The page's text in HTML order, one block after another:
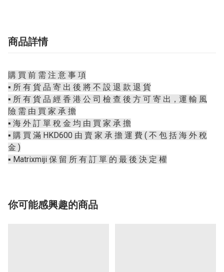
商品詳情
購 買 前 需 注 意 事 項
▪️ 所 有 貨 品 寄 出 後 將 不 設 退 款 退 貨
▪️ 所 有 貨 品 經 香 港 公 司 檢 查 後 方 可 寄 出，運 輸 風
險 需 由 買 家 承 擔
▪️ 海 外 訂 單 稅 金 均 由 買 家 承 擔
▪️ 購 買 滿 HKD600 由 賣 家 承 擔 運 費 ( 不 包 括 海 外 稅
金 )
▪️ Matrixmiji 保 留 所 有 訂 單 的 最 後 決 定 權
你可能感興趣的商品